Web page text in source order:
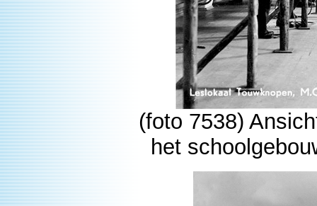
(foto 7538)
het